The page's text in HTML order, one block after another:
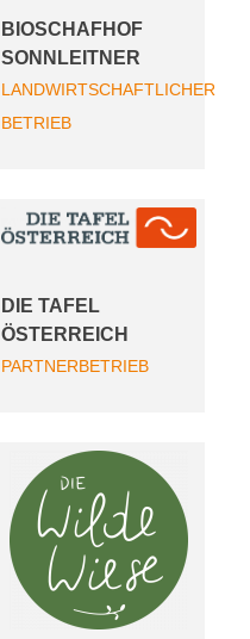
BIOSCHAFHOF
SONNLEITNER
LANDWIRTSCHAFTLICHER
BETRIEB
DIE TAFEL
ÖSTERREICH
PARTNERBETRIEB